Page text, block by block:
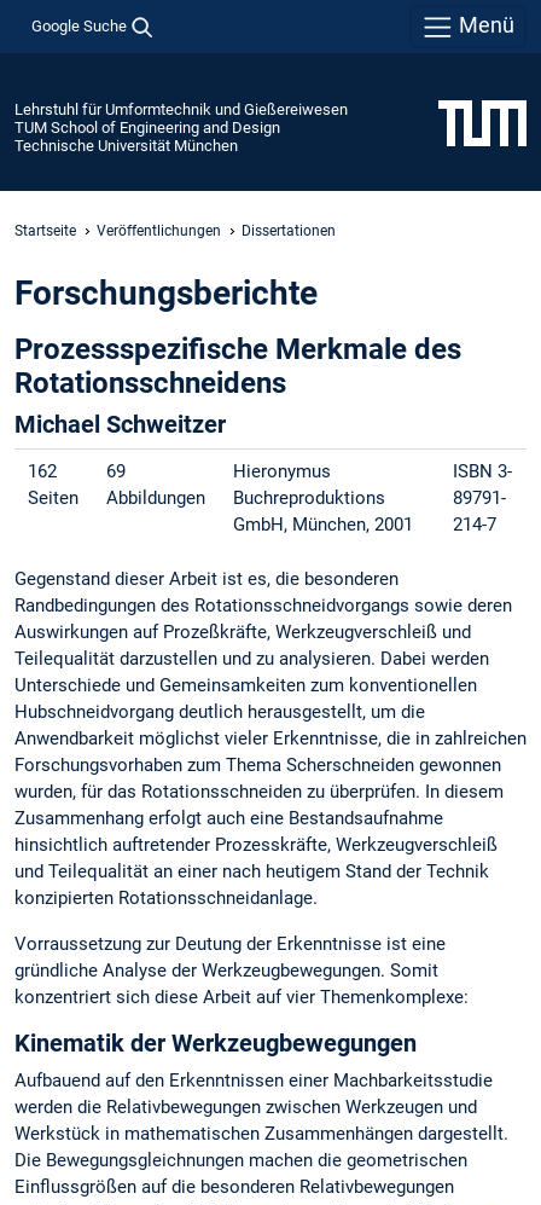
Google Suche Menü
Lehrstuhl für Umformtechnik und Gießereiwesen
TUM School of Engineering and Design
Technische Universität München
Startseite Veröffentlichungen Dissertationen
Forschungsberichte
Prozessspezifische Merkmale des
Rotationsschneidens
Michael Schweitzer
162
Seiten
69
Abbildungen
Hieronymus
Buchreproduktions
GmbH, München, 2001
ISBN 3-
89791-
214-7
Gegenstand dieser Arbeit ist es, die besonderen
Randbedingungen des Rotationsschneidvorgangs sowie deren
Auswirkungen auf Prozeßkräfte, Werkzeugverschleiß und
Teilequalität darzustellen und zu analysieren. Dabei werden
Unterschiede und Gemeinsamkeiten zum konventionellen
Hubschneidvorgang deutlich herausgestellt, um die
Anwendbarkeit möglichst vieler Erkenntnisse, die in zahlreichen
Forschungsvorhaben zum Thema Scherschneiden gewonnen
wurden, für das Rotationsschneiden zu überprüfen. In diesem
Zusammenhang erfolgt auch eine Bestandsaufnahme
hinsichtlich auftretender Prozesskräfte, Werkzeugverschleiß
und Teilequalität an einer nach heutigem Stand der Technik
konzipierten Rotationsschneidanlage.
Vorraussetzung zur Deutung der Erkenntnisse ist eine
gründliche Analyse der Werkzeugbewegungen. Somit
konzentriert sich diese Arbeit auf vier Themenkomplexe:
Kinematik der Werkzeugbewegungen
Aufbauend auf den Erkenntnissen einer Machbarkeitsstudie
werden die Relativbewegungen zwischen Werkzeugen und
Werkstück in mathematischen Zusammenhängen dargestellt.
Die Bewegungsgleichnungen machen die geometrischen
Einflussgrößen auf die besonderen Relativbewegungen